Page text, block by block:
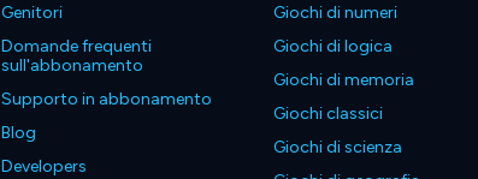
Genitori
Domande frequenti
sull'abbonamento
Supporto in abbonamento
Blog
Developers
Giochi di numeri
Giochi di logica
Giochi di memoria
Giochi classici
Giochi di scienza